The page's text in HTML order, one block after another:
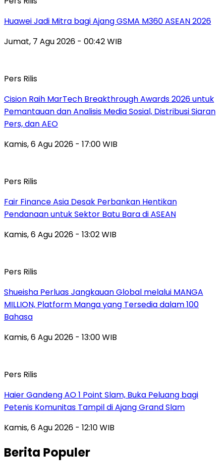
Huawei Jadi Mitra bagi Ajang GSMA M360 ASEAN 2026
Jumat, 7 Agu 2026 - 00:42 WIB
Pers Rilis
Cision Raih MarTech Breakthrough Awards 2026 untuk
Pemantauan dan Analisis Media Sosial, Distribusi Siaran
Pers, dan AEO
Kamis, 6 Agu 2026 - 17:00 WIB
Pers Rilis
Fair Finance Asia Desak Perbankan Hentikan
Pendanaan untuk Sektor Batu Bara di ASEAN
Kamis, 6 Agu 2026 - 13:02 WIB
Pers Rilis
Shueisha Perluas Jangkauan Global melalui MANGA
MILLION, Platform Manga yang Tersedia dalam 100
Bahasa
Kamis, 6 Agu 2026 - 13:00 WIB
Pers Rilis
Haier Gandeng AO 1 Point Slam, Buka Peluang bagi
Petenis Komunitas Tampil di Ajang Grand Slam
Kamis, 6 Agu 2026 - 12:10 WIB
Berita Populer